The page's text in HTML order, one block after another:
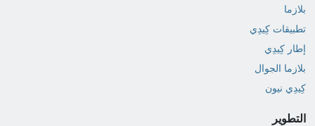
بلازما
تطبيقات كِيدِي
إطار كِيدِي
بلازما الجوال
كِيدِي نيون
التطوير